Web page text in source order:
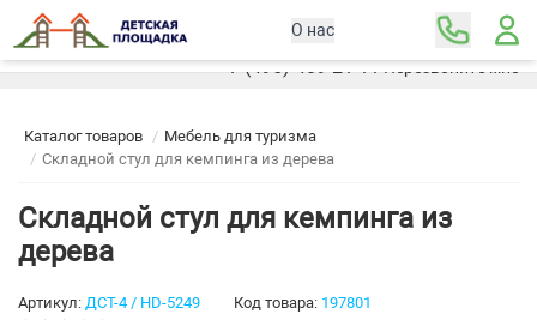
О нас
Москва
+7 (495) 489-21-11Перезвоните мне
Каталог товаров
Мебель для туризма
Складной стул для кемпинга из дерева
Складной стул для кемпинга из
дерева
Артикул: ДСТ-4 / HD-5249 Код товара: 197801